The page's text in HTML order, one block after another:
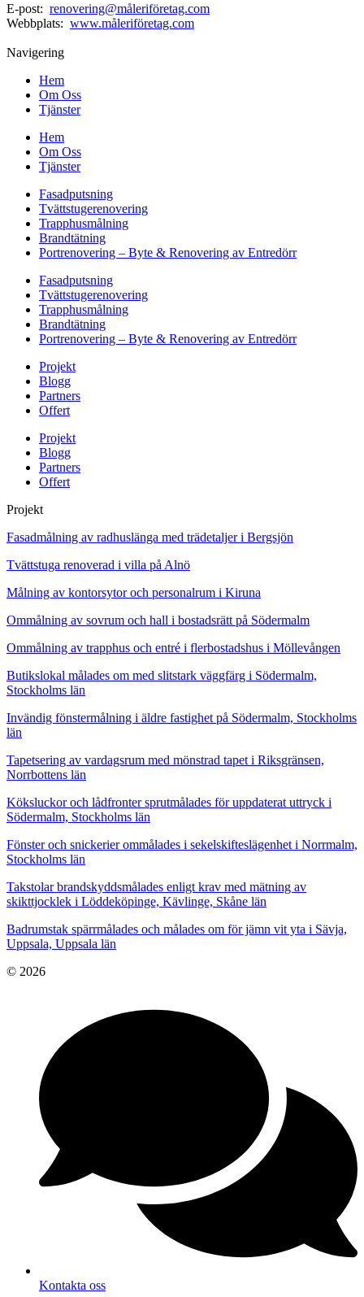
E-post: renovering@måleriföretag.com
Webbplats: www.måleriföretag.com
Navigering
Hem
Om Oss
Tjänster
Hem
Om Oss
Tjänster
Fasadputsning
Tvättstugerenovering
Trapphusmålning
Brandtätning
Portrenovering – Byte & Renovering av Entredörr
Fasadputsning
Tvättstugerenovering
Trapphusmålning
Brandtätning
Portrenovering – Byte & Renovering av Entredörr
Projekt
Blogg
Partners
Offert
Projekt
Blogg
Partners
Offert
Projekt
Fasadmålning av radhuslänga med trädetaljer i Bergsjön
Tvättstuga renoverad i villa på Alnö
Målning av kontorsytor och personalrum i Kiruna
Ommålning av sovrum och hall i bostadsrätt på Södermalm
Ommålning av trapphus och entré i flerbostadshus i Möllevången
Butikslokal målades om med slitstark väggfärg i Södermalm,
Stockholms län
Invändig fönstermålning i äldre fastighet på Södermalm, Stockholms
län
Tapetsering av vardagsrum med mönstrad tapet i Riksgränsen,
Norrbottens län
Köksluckor och lådfronter sprutmålades för uppdaterat uttryck i
Södermalm, Stockholms län
Fönster och snickerier ommålades i sekelskifteslägenhet i Norrmalm,
Stockholms län
Takstolar brandskyddsmålades enligt krav med mätning av
skikttjocklek i Löddeköpinge, Kävlinge, Skåne län
Badrumstak spärrmålades och målades om för jämn vit yta i Sävja,
Uppsala, Uppsala län
© 2026
Kontakta oss